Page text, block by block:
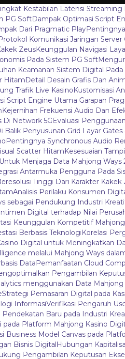
Kestabilan Latensi
PG SoftDampak Optimasi Script
Dari Pragmatic Play
Komunikasi Jaringan
ZeusKeunggulan Navigasi
Pada Sistem PG Soft
Keamanan Sistem Digital
HitamDetail Desain Grafis Dan
Trafik Live KasinoKustomisasi
Script Engine Utama Garapan
Kejernihan Frekuensi Audio Dan
Di Network 5GEvaluasi
Balik Penyusunan Grid Layar
Pentingnya Synchronous Audio
Scatter HitamKesesuaian
Menjaga Data Mahjong Ways
Antarmuka Pengguna Pada
Tinggi Dari Karakter Kakek
Analisis Perilaku Konsumen
sebagai Pendukung Industri
Digital terhadap Nilai
Keunggulan Kompetitif
Berbasis TeknologiKorelasi
Digital untuk Meningkatkan
melalui Mahjong Ways
DataPemanfaatan Cloud
Pengambilan
menggunakan Data
Strategi Pemasaran Digital pada
InformasiVerifikasi Pengaruh
Baru pada Industri
pada Platform Mahjong Kasino
Business Model Canvas pada
Bisnis DigitalHubungan
Pengambilan Keputusan